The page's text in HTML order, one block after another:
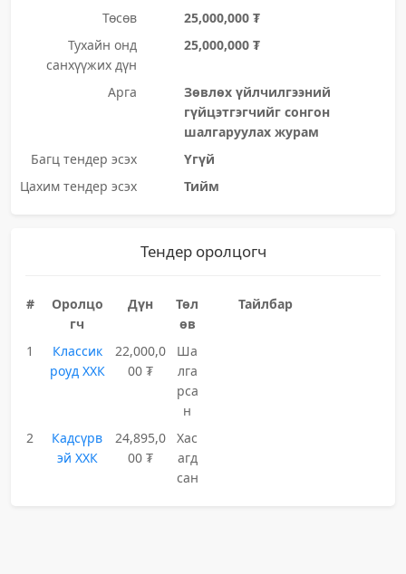
Төсөв
25,000,000 ₮
Тухайн онд
санхүүжих дүн
25,000,000 ₮
Арга
Зөвлөх үйлчилгээний
гүйцэтгэгчийг сонгон
шалгаруулах журам
Багц тендер эсэх
Үгүй
Цахим тендер эсэх
Тийм
Тендер оролцогч
#
Оролцо
гч
Дүн
Төл
өв
Тайлбар
1
Классик
роуд ХХК
22,000,0
00 ₮
Ша
лга
рса
н
2
Кадсүрв
эй ХХК
24,895,0
00 ₮
Хас
агд
сан